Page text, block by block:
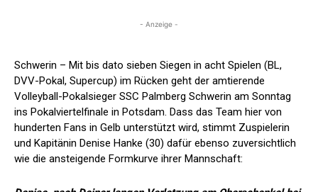
- Anzeige -
Schwerin – Mit bis dato sieben Siegen in acht Spielen (BL,
DVV-Pokal, Supercup) im Rücken geht der amtierende
Volleyball-Pokalsieger SSC Palmberg Schwerin am Sonntag
ins Pokalviertelfinale in Potsdam. Dass das Team hier von
hunderten Fans in Gelb unterstützt wird, stimmt Zuspielerin
und Kapitänin Denise Hanke (30) dafür ebenso zuversichtlich
wie die ansteigende Formkurve ihrer Mannschaft: